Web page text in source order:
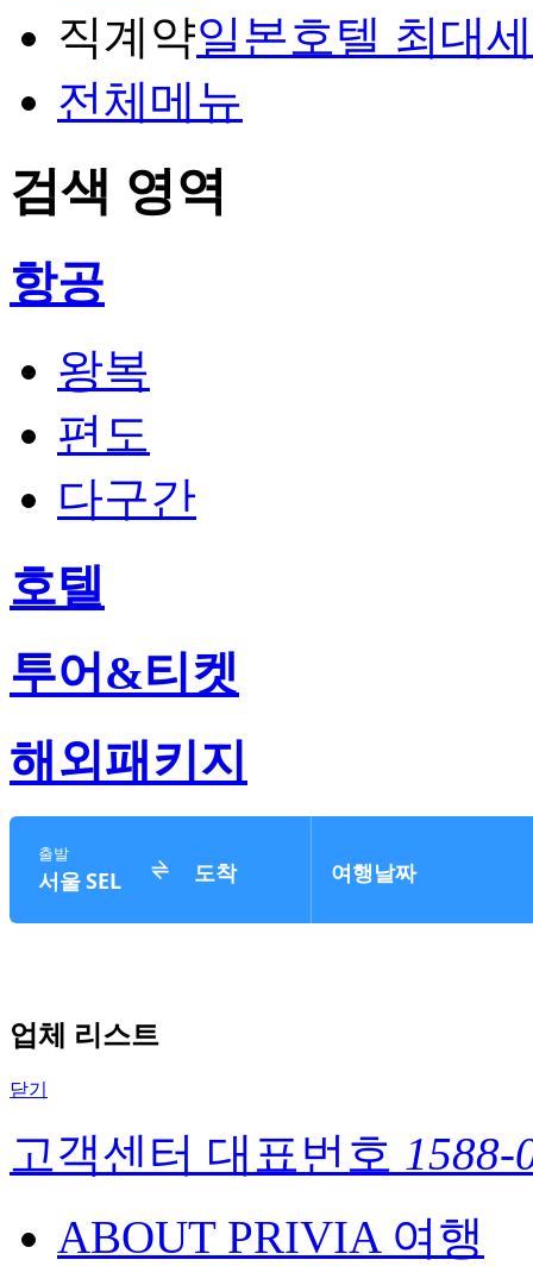
직계약일본호텔 최대
전체메뉴
검색 영역
항공
왕복
편도
다구간
호텔
투어&티켓
해외패키지
업체 리스트
닫기
고객센터 대표번호 1588-
ABOUT PRIVIA 여행